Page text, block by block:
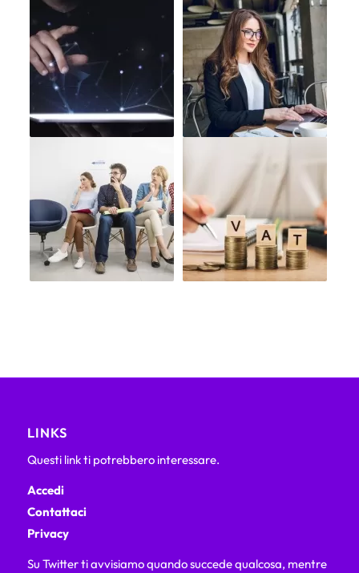
LINKS
Questi link ti potrebbero interessare.
Accedi
Contattaci
Privacy
Su Twitter ti avvisiamo quando succede qualcosa, mentre